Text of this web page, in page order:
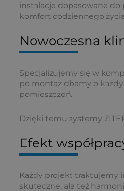
instalacje dopasowane do
komfort codziennego
Nowoczesna
Specjalizujemy się w
po montaż dbamy o
pomieszczeń.
Dzięki temu systemy
Efekt
Każdy projekt traktujemy
skuteczne, ale też